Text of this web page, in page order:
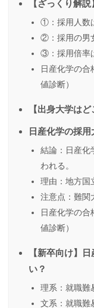
【ざっくり解
①：採用人数
②：採用の男
③：採用倍率
日産化学の合
値診断）
【出身大学は
日産化学の採
結論：日産化
われる。
理由：地方国
注意点：難関
日産化学の合
値診断）
【新卒向け】
い？
理系：就職難
文系：就職難